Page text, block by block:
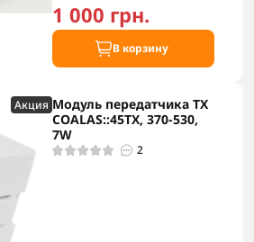
1 000 грн.
В корзину
Акция Модуль передатчика TX
COALAS::45TX, 370-530,
7W
2